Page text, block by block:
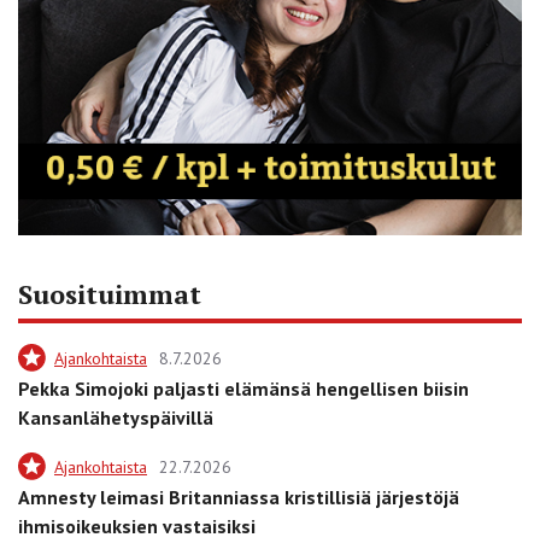
Suosituimmat
Ajankohtaista 8.7.2026
Pekka Simojoki paljasti elämänsä hengellisen biisin
Kansanlähetyspäivillä
Ajankohtaista 22.7.2026
Amnesty leimasi Britanniassa kristillisiä järjestöjä
ihmisoikeuksien vastaisiksi